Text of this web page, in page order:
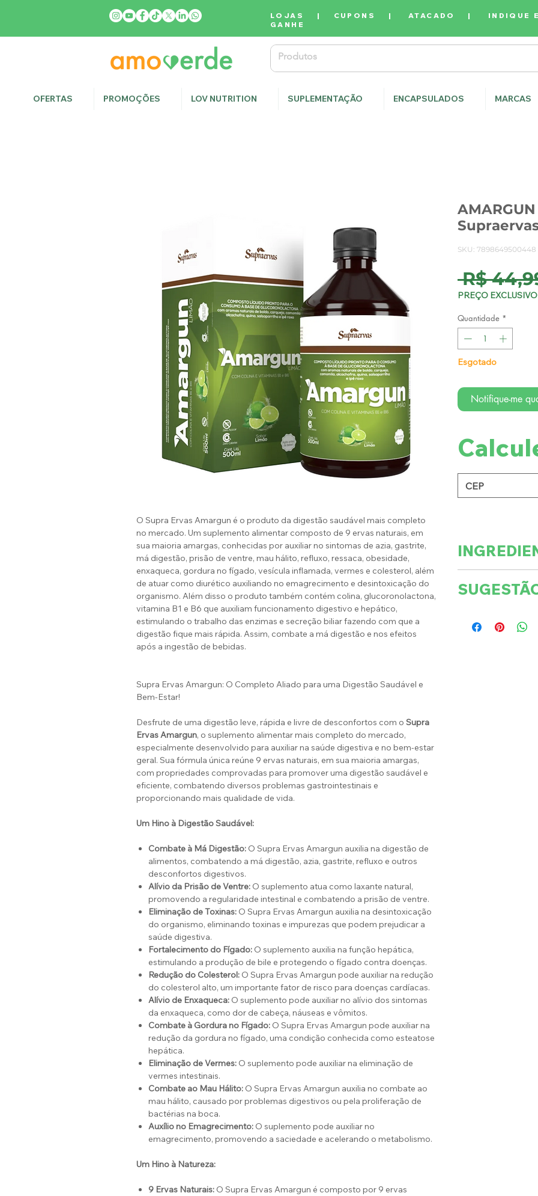
LOJAS | CUPONS |ATACADO | INDIQUE
GANHE
O Supra Ervas Amargun é o produto da digestão saudável mais completo
no mercado. Um suplemento alimentar composto de 9 ervas naturais, em
sua maioria amargas, conhecidas por auxiliar no sintomas de azia, gastrite,
má digestão, prisão de ventre, mau hálito, refluxo, ressaca, obesidade,
enxaqueca, gordura no fígado, vesícula inflamada, vermes e colesterol, além
de atuar como diurético auxiliando no emagrecimento e desintoxicação do
organismo. Além disso o produto também contém colina, glucoronolactona,
vitamina B1 e B6 que auxiliam funcionamento digestivo e hepático,
estimulando o trabalho das enzimas e secreção biliar fazendo com que a
digestão fique mais rápida. Assim, combate a má digestão e nos efeitos
após a ingestão de bebidas.
Supra Ervas Amargun: O Completo Aliado para uma Digestão Saudável e
Bem-Estar!
Desfrute de uma digestão leve, rápida e livre de desconfortos com o Supra
Ervas Amargun, o suplemento alimentar mais completo do mercado,
especialmente desenvolvido para auxiliar na saúde digestiva e no bem-estar
geral. Sua fórmula única reúne 9 ervas naturais, em sua maioria amargas,
com propriedades comprovadas para promover uma digestão saudável e
eficiente, combatendo diversos problemas gastrointestinais e
proporcionando mais qualidade de vida.
Um Hino à Digestão Saudável:
Combate à Má Digestão: O Supra Ervas Amargun auxilia na digestão de
alimentos, combatendo a má digestão, azia, gastrite, refluxo e outros
desconfortos digestivos.
Alívio da Prisão de Ventre: O suplemento atua como laxante natural,
promovendo a regularidade intestinal e combatendo a prisão de ventre.
Eliminação de Toxinas: O Supra Ervas Amargun auxilia na desintoxicação
do organismo, eliminando toxinas e impurezas que podem prejudicar a
saúde digestiva.
Fortalecimento do Fígado: O suplemento auxilia na função hepática,
estimulando a produção de bile e protegendo o fígado contra doenças.
Redução do Colesterol: O Supra Ervas Amargun pode auxiliar na redução
do colesterol alto, um importante fator de risco para doenças cardíacas.
Alívio de Enxaqueca: O suplemento pode auxiliar no alívio dos sintomas
da enxaqueca, como dor de cabeça, náuseas e vômitos.
Combate à Gordura no Fígado: O Supra Ervas Amargun pode auxiliar na
redução da gordura no fígado, uma condição conhecida como esteatose
hepática.
Eliminação de Vermes: O suplemento pode auxiliar na eliminação de
vermes intestinais.
Combate ao Mau Hálito: O Supra Ervas Amargun auxilia no combate ao
mau hálito, causado por problemas digestivos ou pela proliferação de
bactérias na boca.
Auxílio no Emagrecimento: O suplemento pode auxiliar no
emagrecimento, promovendo a saciedade e acelerando o metabolismo.
Um Hino à Natureza:
9 Ervas Naturais: O Supra Ervas Amargun é composto por 9 ervas
SKU: 7898649500448
R$
PREÇO
Quantidade *
Esgotado
Notifique-me
naturais de
alcachofra,
(três) vezes ao
OFERTAS PROMOÇÕES LOV NUTRITION SUPLEMENTAÇÃO ENCAPSULADOS MARCAS